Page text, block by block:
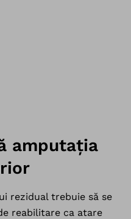
amputația
rezidual trebuie să se
reabilitare ca atare